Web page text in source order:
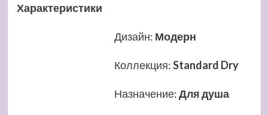
Характеристики
Дизайн: Модерн
Коллекция:Standard Dry
Назначение:Для душа